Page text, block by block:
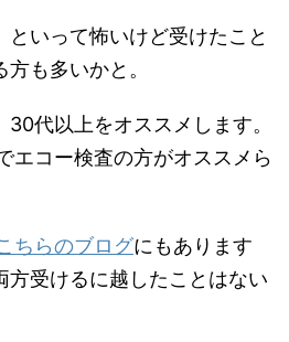
いって怖いけど受けたこと
も多いかと。
代以上をオススメします。
エコー検査の方がオススメら
ちらのブログにもあります
方受けるに越したことはない